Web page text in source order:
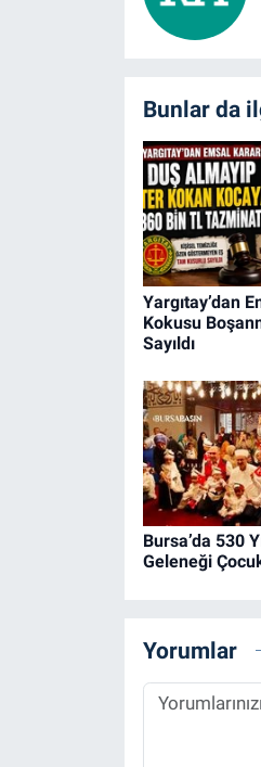
Bunlar da
Yargıtay’dan
Kokusu
Sayıldı
Bursa’da 530
Geleneği
Yorumlar